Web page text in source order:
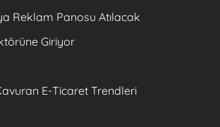
Reklam Panosu Atılacak
Giriyor
E-Ticaret Trendleri